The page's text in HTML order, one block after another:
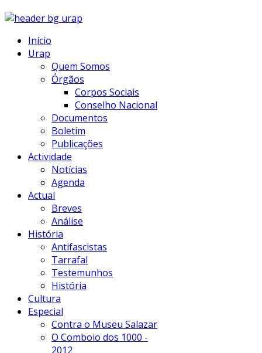
Início
Urap
Quem Somos
Órgãos
Corpos Sociais
Conselho Nacional
Documentos
Boletim
Publicações
Actividade
Notícias
Agenda
Actual
Breves
Análise
História
Antifascistas
Tarrafal
Testemunhos
História
Cultura
Especial
Contra o Museu Salazar
O Comboio dos 1000 -
2012